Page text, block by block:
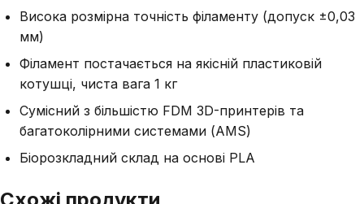
Висока розмірна точність філаменту (допуск ±0,03
мм)
Філамент постачається на якісній пластиковій
котушці, чиста вага 1 кг
Сумісний з більшістю FDM 3D-принтерів та
багатоколірними системами (AMS)
Біорозкладний склад на основі PLA